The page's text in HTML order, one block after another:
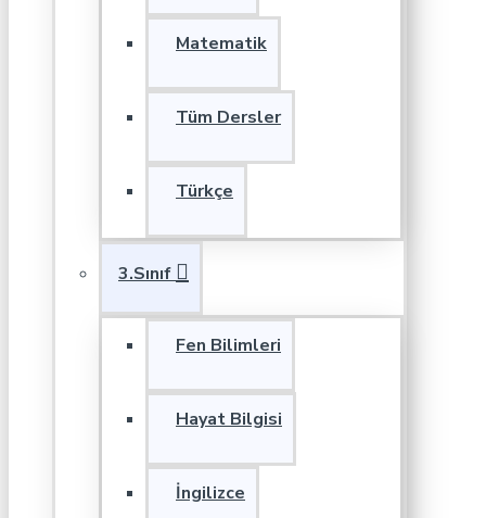
Matematik
Tüm Dersler
Türkçe
3.Sınıf
Fen Bilimleri
Hayat Bilgisi
İngilizce